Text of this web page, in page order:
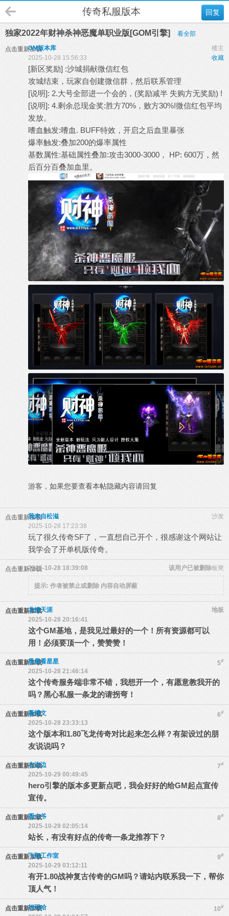
回复
传奇私服版本
独家2022年财神杀神恶魔单职业版[GOM引擎] 看全部
点击重新加载 楼主
GM版本库
收藏
2025-10-28 15:56:33
[新区奖励] :沙城捐献微信红包
攻城结束，玩家自创建微信群，然后联系管理
[说明]: 2.大号全部进一个会的，(奖励减半 失购方无奖励) !
[说明]: 4.剩余总现金奖:胜方70%，败方30%!微信红包平均
发放。
嗜血触发:嗜血. BUFF特效，开启之后血里暴张
爆率触发:叠加200的爆率属性
基数属性:基础属性叠加:攻击3000-3000， HP: 600万，然
后百分百叠加血里。
游客，如果您要查看本帖隐藏内容请回复
点击重新加载 沙发
我来自松滋
2025-10-28 17:23:38
玩了很久传奇SF了，一直想自己开个，很感谢这个网站让
我学会了开单机版传奇。
点击重新加载 板凳
该用户已被删除
2025-10-28 18:39:08
提示: 作者被禁止或删除 内容自动屏蔽
点击重新加载 地板
龙情天涯
2025-10-28 20:16:41
这个GM基地，是我见过最好的一个！所有资源都可以
用！必须要顶一个，赞赞赞！
点击重新加载 5#
星星看星星
2025-10-28 21:46:14
这个传奇服务端非常不错，我想开一个，有愿意教我开的
吗？黑心私服一条龙的请拐弯！
点击重新加载 6#
聂博文
2025-10-28 23:33:13
这个版本和1.80飞龙传奇对比起来怎么样？有架设过的朋
友说说吗？
点击重新加载 7#
右边边
2025-10-29 00:49:45
hero引擎的版本多更新点吧，我会好好的给GM起点宣传
宣传。
点击重新加载 8#
圆少爷
2025-10-29 02:05:14
站长，有没有好点的传奇一条龙推荐下？
点击重新加载 9#
飞翔工作室
2025-10-29 03:12:11
有开1.80战神复古传奇的GM吗？请站内联系我一下，帮你
顶人气！
点击重新加载 10#
好玩哈